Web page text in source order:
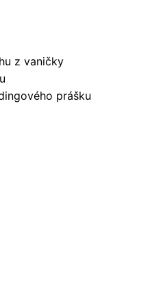
z vaničky
prášku